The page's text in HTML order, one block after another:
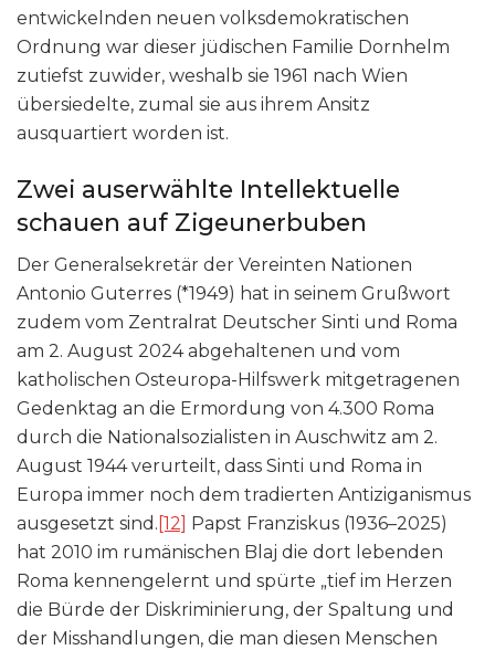
entwickelnden neuen volksdemokratischen
Ordnung war dieser jüdischen Familie Dornhelm
zutiefst zuwider, weshalb sie 1961 nach Wien
übersiedelte, zumal sie aus ihrem Ansitz
ausquartiert worden ist.
Zwei auserwählte Intellektuelle
schauen auf Zigeunerbuben
Der Generalsekretär der Vereinten Nationen
Antonio Guterres (*1949) hat in seinem Grußwort
zudem vom Zentralrat Deutscher Sinti und Roma
am 2. August 2024 abgehaltenen und vom
katholischen Osteuropa-Hilfswerk mitgetragenen
Gedenktag an die Ermordung von 4.300 Roma
durch die Nationalsozialisten in Auschwitz am 2.
August 1944 verurteilt, dass Sinti und Roma in
Europa immer noch dem tradierten Antiziganismus
ausgesetzt sind. [12] Papst Franziskus (1936–2025)
hat 2010 im rumänischen Blaj die dort lebenden
Roma kennengelernt und spürte „tief im Herzen
die Bürde der Diskriminierung, der Spaltung und
der Misshandlungen, die man diesen Menschen